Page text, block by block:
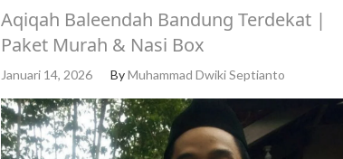
Aqiqah Baleendah Bandung Terdekat |
Paket Murah & Nasi Box
Januari 14, 2026 ByMuhammad Dwiki Septianto